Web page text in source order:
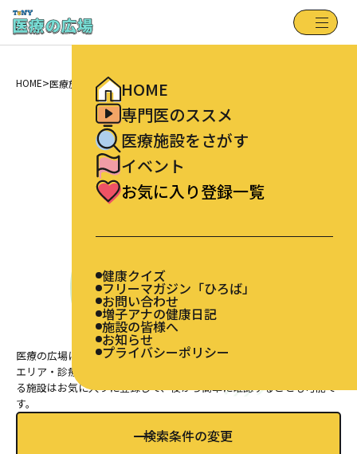
HOME
専門医のススメ
医療施設をさがす
イベント
お気に入り登録一覧
健康クイズ
フリーマガジン「ひろば」
お問い合わせ
増子アナの健康日記
施設の皆様へ
お知らせ
プライバシーポリシー
HOME>医療施設をさがす
FindFacility
医療施設をさがす
医療の広場に登録されている新潟県内の医療施設を検索できます。
エリア・診療科目・キーワードから条件を絞って探せるほか、気にな
る施設はお気に入りに登録して、後から簡単に確認することも可能で
す。
検索条件の変更